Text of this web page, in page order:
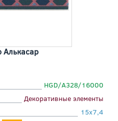
Алькасар
HGD/A328/16000
Декоративные элементы
15x7,4